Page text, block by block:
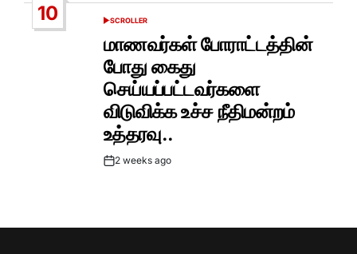
10
POSTED
SCROLLER
மாணவர்கள் போராட்டத்தின்
போது கைது
செய்யப்பட்டவர்களை
விடுவிக்க உச்ச நீதிமன்றம்
உத்தரவு..
Post2 weeks ago